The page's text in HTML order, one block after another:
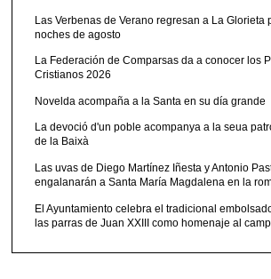
Las Verbenas de Verano regresan a La Glorieta
noches de agosto
La Federación de Comparsas da a conocer los
Cristianos 2026
Novelda acompaña a la Santa en su día grande
La devoció d'un poble acompanya a la seua
de la Baixà
Las uvas de Diego Martínez Iñesta y Antonio
engalanarán a Santa María Magdalena en la
El Ayuntamiento celebra el tradicional
las parras de Juan XXIII como homenaje al